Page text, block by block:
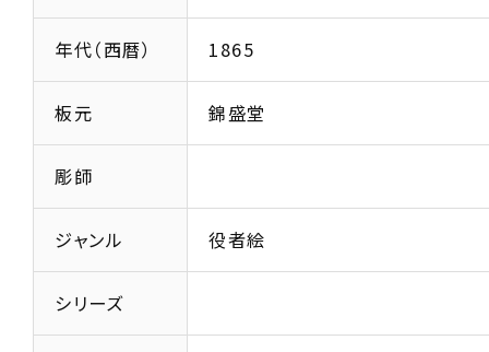
年代（西暦） 1865
板元 錦盛堂
彫師
ジャンル 役者絵
シリーズ